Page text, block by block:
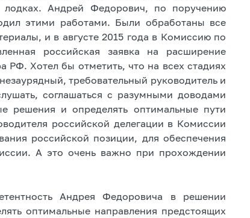
лодках. Андрей Федорович, по поручению
этими работами. Были обработаны все
и в августе 2015 года в Комиссию по
российская заявка на расширение
РФ. Хотел бы отметить, что на всех стадиях
требовательный руководитель и
соглашаться с разумными доводами
решения и определять оптимальные пути
российской делегации в Комиссии
российской позиции, для обеспечения
А это очень важно при прохождении
Андрея Федоровича в решении
оптимальные направления предстоящих